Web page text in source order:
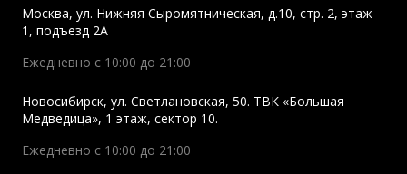
Москва, ул. Нижняя Сыромятническая, д.10, стр. 2, этаж
1, подъезд 2A
Ежедневно с 10:00 до 21:00
Новосибирск, ул. Светлановская, 50. ТВК «Большая
Медведица», 1 этаж, сектор 10.
Ежедневно с 10:00 до 21:00